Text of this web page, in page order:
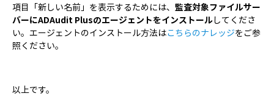
項目「新しい名前」を表示するためには、 監査対象ファイルサー
バーにADAudit Plusのエージェントをインストールしてくださ
い。エージェントのインストール方法はこちらのナレッジをご参
照ください。
以上です。